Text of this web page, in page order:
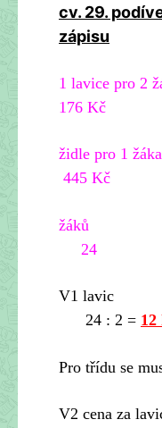
cv. 29.
zápisu
1
176 Kč
židle
445 Kč
24
V1
24 : 2 = 12
Pro třídu se
V2